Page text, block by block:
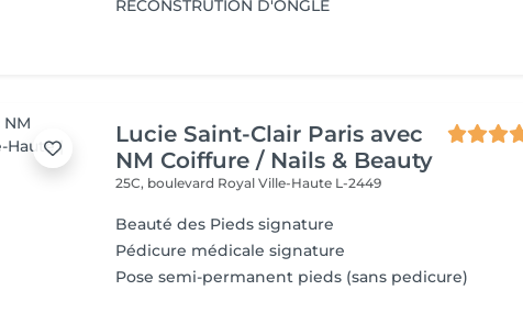
RECONSTRUTION D'ONGLE
Lucie Saint-Clair Paris avec
NM Coiffure / Nails & Beauty
25C, boulevard RoyalVille-Haute L-2449
Beauté des Pieds signature
Pédicure médicale signature
Pose semi-permanent pieds (sans pedicure)